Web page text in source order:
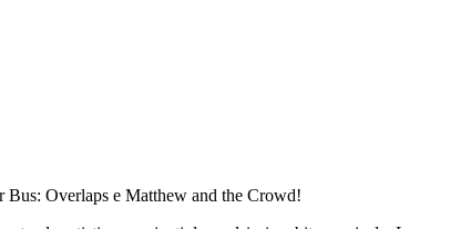
Overlaps e Matthew and the Crowd!